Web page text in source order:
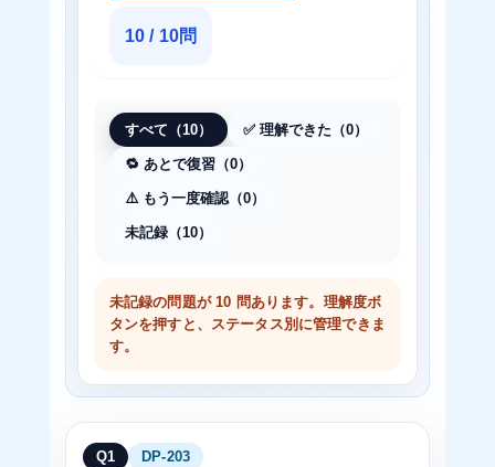
10 / 10問
すべて（10） ✅ 理解できた（0）
🔁 あとで復習（0）
⚠️ もう一度確認（0）
未記録（10）
未記録の問題が 10 問あります。理解度ボ
タンを押すと、ステータス別に管理できま
す。
Q1 DP-203